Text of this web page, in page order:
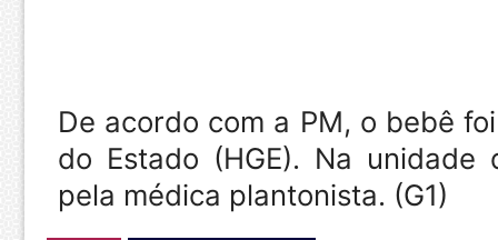
De acordo com a PM, o bebê
do Estado (HGE). Na
pela médica plantonista. (G1)